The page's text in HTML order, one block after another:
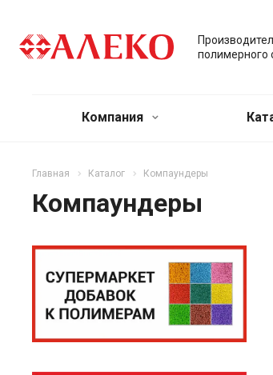
полимерного
Компания
Главная Каталог Компаундеры
Компаундеры